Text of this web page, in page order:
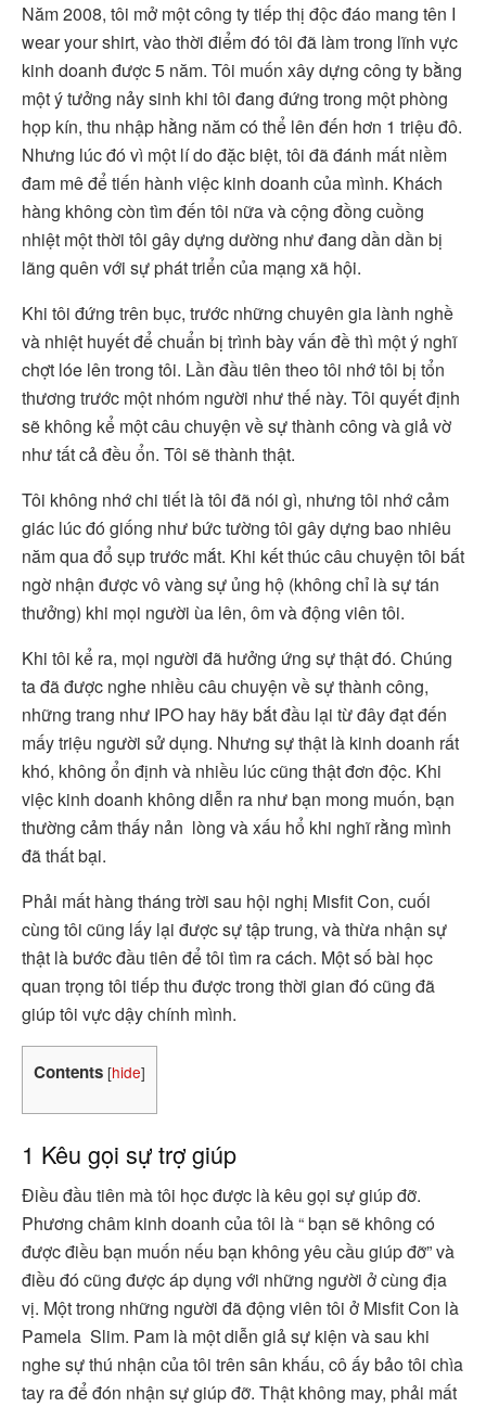
Năm 2008, tôi mở một công ty tiếp thị độc đáo mang tên I
wear your shirt, vào thời điểm đó tôi đã làm trong lĩnh vực
kinh doanh được 5 năm. Tôi muốn xây dựng công ty bằng
một ý tưởng nảy sinh khi tôi đang đứng trong một phòng
họp kín, thu nhập hằng năm có thể lên đến hơn 1 triệu đô.
Nhưng lúc đó vì một lí do đặc biệt, tôi đã đánh mất niềm
đam mê để tiến hành việc kinh doanh của mình. Khách
hàng không còn tìm đến tôi nữa và cộng đồng cuồng
nhiệt một thời tôi gây dựng dường như đang dần dần bị
lãng quên với sự phát triển của mạng xã hội.
Khi tôi đứng trên bục, trước những chuyên gia lành nghề
và nhiệt huyết để chuẩn bị trình bày vấn đề thì một ý nghĩ
chợt lóe lên trong tôi. Lần đầu tiên theo tôi nhớ tôi bị tổn
thương trước một nhóm người như thế này. Tôi quyết định
sẽ không kể một câu chuyện về sự thành công và giả vờ
như tất cả đều ổn. Tôi sẽ thành thật.
Tôi không nhớ chi tiết là tôi đã nói gì, nhưng tôi nhớ cảm
giác lúc đó giống như bức tường tôi gây dựng bao nhiêu
năm qua đổ sụp trước mắt. Khi kết thúc câu chuyện tôi bất
ngờ nhận được vô vàng sự ủng hộ (không chỉ là sự tán
thưởng) khi mọi người ùa lên, ôm và động viên tôi.
Khi tôi kể ra, mọi người đã hưởng ứng sự thật đó. Chúng
ta đã được nghe nhiều câu chuyện về sự thành công,
những trang như IPO hay hãy bắt đầu lại từ đây đạt đến
mấy triệu người sử dụng. Nhưng sự thật là kinh doanh rất
khó, không ổn định và nhiều lúc cũng thật đơn độc. Khi
việc kinh doanh không diễn ra như bạn mong muốn, bạn
thường cảm thấy nản lòng và xấu hổ khi nghĩ rằng mình
đã thất bại.
Phải mất hàng tháng trời sau hội nghị Misfit Con, cuối
cùng tôi cũng lấy lại được sự tập trung, và thừa nhận sự
thật là bước đầu tiên để tôi tìm ra cách. Một số bài học
quan trọng tôi tiếp thu được trong thời gian đó cũng đã
giúp tôi vực dậy chính mình.
Contents [hide]
1 Kêu gọi sự trợ giúp
Điều đầu tiên mà tôi học được là kêu gọi sự giúp đỡ.
Phương châm kinh doanh của tôi là “ bạn sẽ không có
được điều bạn muốn nếu bạn không yêu cầu giúp đỡ” và
điều đó cũng được áp dụng với những người ở cùng địa
vị. Một trong những người đã động viên tôi ở Misfit Con là
Pamela Slim. Pam là một diễn giả sự kiện và sau khi
nghe sự thú nhận của tôi trên sân khấu, cô ấy bảo tôi chìa
tay ra để đón nhận sự giúp đỡ. Thật không may, phải mất